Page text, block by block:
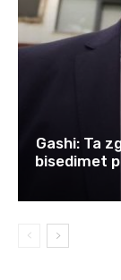
Gashi: Ta
bisedimet